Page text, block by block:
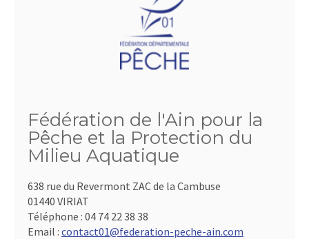
Fédération de l'Ain pour la
Pêche et la Protection du
Milieu Aquatique
638 rue du Revermont ZAC de la Cambuse
01440 VIRIAT
Téléphone : 04 74 22 38 38
Email : contact01@federation-peche-ain.com